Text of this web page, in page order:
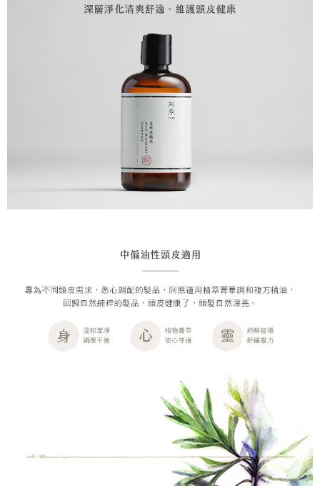
權轉讓予恩沛科技股份有限公司。
３．未成年的使用者請事先徵得法定代理人或監護人之同意方可使用
「AFTEE先享後付」，若未經同意申辦者引起之損失，本公司不負相關責
４．使用「AFTEE先享後付」時，將依據個別帳號之用戶狀況，依本公司即
時審查核予不同之上限額度；若仍有額度不足之情形，本公司將視審查結果
５．嚴禁一人註冊多個帳號或使用他人資訊註冊。若發現惡意使用之情形，
恩沛科技股份有限公司將有權停止該用戶之使用額度並採取法律行動。